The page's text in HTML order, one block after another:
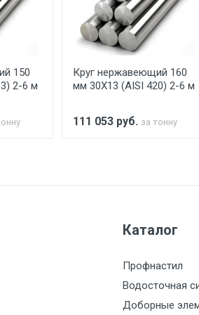
пути для разгружаемого а/м. На
35р./км за МКАД
35р./км за МКАД
40р./км за МКАД
150
2-6 м
Круг нержавеющий 160
мм 30Х13 (AISI 420) 2-6 м
111 053 руб. за тонну
Каталог
Профнастил
Водосточная
Доборные